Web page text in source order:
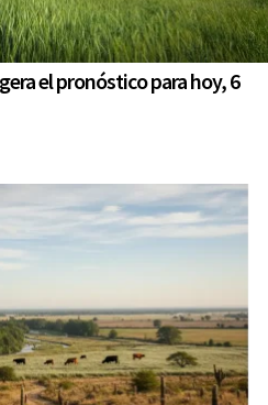
el pronóstico para hoy, 6